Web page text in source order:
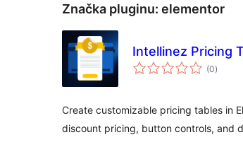
Značka pluginu: elementor
Intellinez Pricing
(0celkové
)
Create customizable pricing tables in
discount pricing, button controls, and